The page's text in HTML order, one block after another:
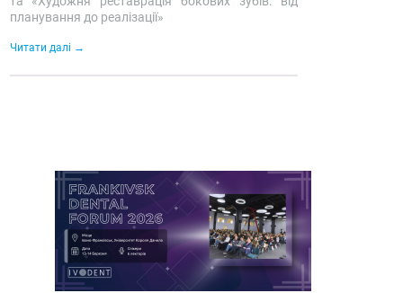
планування до реалізації»
Читати далі